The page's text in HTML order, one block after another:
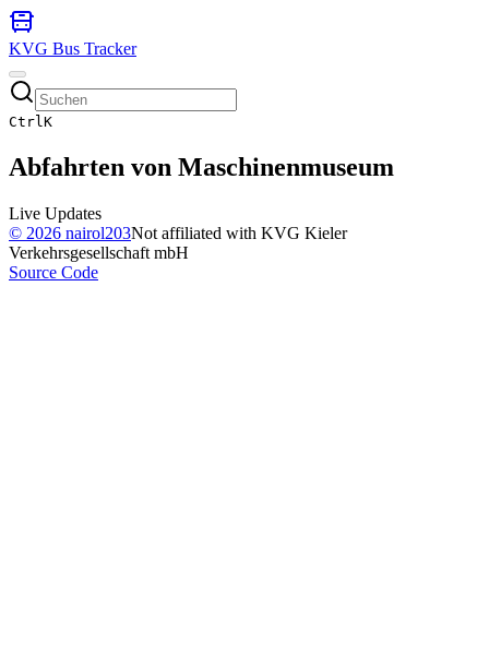
KVG Bus Tracker
CtrlK
Abfahrten von Maschinenmuseum
Live Updates
© 2026 nairol203Not affiliated with KVG Kieler
Verkehrsgesellschaft mbH
Source Code